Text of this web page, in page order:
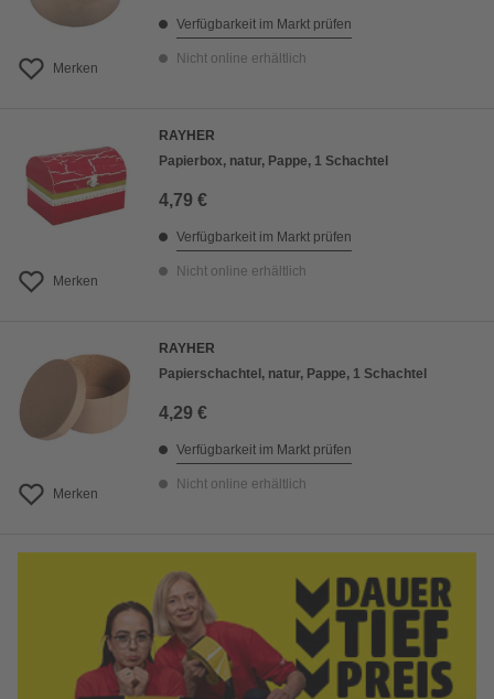
Merken
Verfügbarkeit im Markt prüfen
Nicht online erhältlich
Merken
RAYHER
Papierbox, natur, Pappe, 1 Schachtel
4,79 €
Verfügbarkeit im Markt prüfen
Nicht online erhältlich
Merken
RAYHER
Papierschachtel, natur, Pappe, 1 Schachtel
4,29 €
Verfügbarkeit im Markt prüfen
Nicht online erhältlich